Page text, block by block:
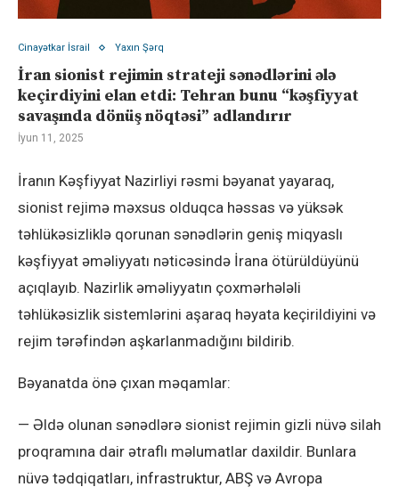
Cinayətkar İsrail Yaxın Şərq
İran sionist rejimin strateji sənədlərini ələ
keçirdiyini elan etdi: Tehran bunu “kəşfiyyat
savaşında dönüş nöqtəsi” adlandırır
İyun 11, 2025
İranın Kəşfiyyat Nazirliyi rəsmi bəyanat yayaraq,
sionist rejimə məxsus olduqca həssas və yüksək
təhlükəsizliklə qorunan sənədlərin geniş miqyaslı
kəşfiyyat əməliyyatı nəticəsində İrana ötürüldüyünü
açıqlayıb. Nazirlik əməliyyatın çoxmərhələli
təhlükəsizlik sistemlərini aşaraq həyata keçirildiyini və
rejim tərəfindən aşkarlanmadığını bildirib.
Bəyanatda önə çıxan məqamlar:
— Əldə olunan sənədlərə sionist rejimin gizli nüvə silah
proqramına dair ətraflı məlumatlar daxildir. Bunlara
nüvə tədqiqatları, infrastruktur, ABŞ və Avropa